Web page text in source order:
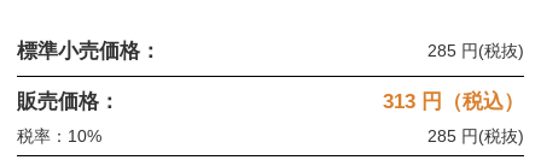
標準小売価格： 285 円(税抜)
販売価格： 313 円（税込）
税率：10% 285 円(税抜)